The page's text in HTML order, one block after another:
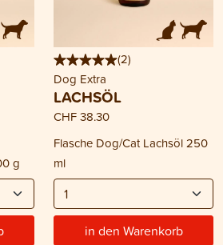
g
(2)
Dog Extra
LACHSÖL
CHF 38.30
Flasche Dog/Cat Lachsöl 250
ml
in den Warenkorb